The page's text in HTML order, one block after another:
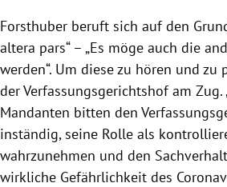
Forsthuber beruft sich auf den
altera pars“ – „Es möge auch die
werden“. Um diese zu hören und zu
der Verfassungsgerichtshof am Zug.
Mandanten bitten den
inständig, seine Rolle als
wahrzunehmen und den
wirkliche Gefährlichkeit des